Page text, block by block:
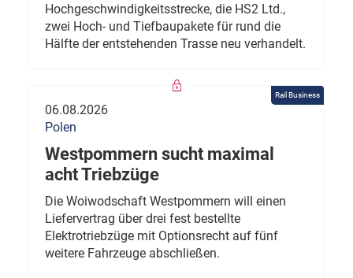
Hochgeschwindigkeitsstrecke, die HS2 Ltd.,
zwei Hoch- und Tiefbaupakete für rund die
Hälfte der entstehenden Trasse neu verhandelt.
Rail Business
06.08.2026
Polen
Westpommern sucht maximal
acht Triebzüge
Die Woiwodschaft Westpommern will einen
Liefervertrag über drei fest bestellte
Elektrotriebzüge mit Optionsrecht auf fünf
weitere Fahrzeuge abschließen.